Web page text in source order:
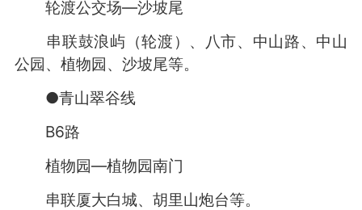
轮渡公交场—沙坡尾
串联鼓浪屿（轮渡）、八市、中山路、中山
公园、植物园、沙坡尾等。
●青山翠谷线
B6路
植物园—植物园南门
串联厦大白城、胡里山炮台等。